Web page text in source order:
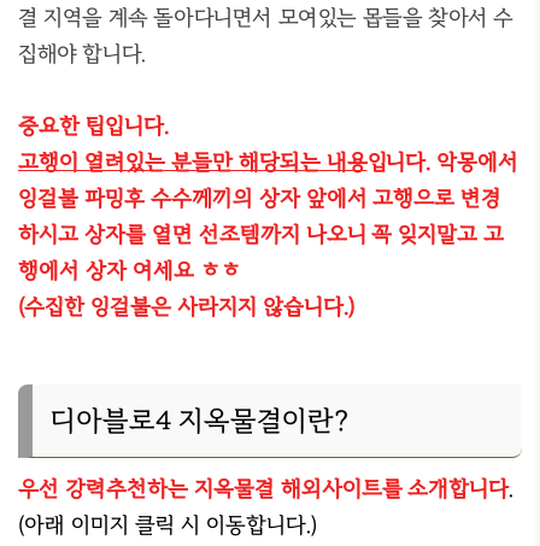
결 지역을 계속 돌아다니면서 모여있는 몹들을 찾아서 수
집해야 합니다.
중요한 팁입니다.
고행이 열려있는 분들만 해당되는 내용입니다. 악몽에서
잉걸불 파밍후 수수께끼의 상자 앞에서 고행으로 변경
하시고 상자를 열면 선조템까지 나오니 꼭 잊지말고 고
행에서 상자 여세요 ㅎㅎ
(수집한 잉걸불은 사라지지 않습니다.)
디아블로4 지옥물결이란?
우선 강력추천하는 지옥물결 해외사이트를 소개합니다.
(아래 이미지 클릭 시 이동합니다.)